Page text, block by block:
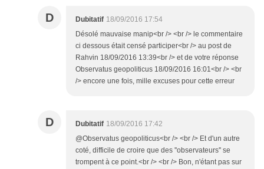
D Dubitatif 18/09/2016 17:54
Désolé mauvaise manip<br /> <br /> le commentaire
ci dessous était censé participer<br /> au post de
Rahvin 18/09/2016 13:39<br /> et de votre réponse
Observatus geopoliticus 18/09/2016 16:01<br /> <br
/> encore une fois, mille excuses pour cette erreur
D Dubitatif 18/09/2016 17:42
@Observatus geopoliticus<br /> <br /> Et d'un autre
coté, difficile de croire que des ''observateurs'' se
trompent à ce point.<br /> <br /> Bon, n'étant pas sur